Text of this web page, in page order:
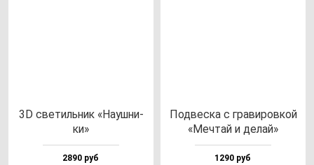
3D све­тиль­ник «Науш­ни­
ки»
2890 руб
Под­вес­ка с гра­ви­ров­кой
«Меч­тай и де­лай»
1290 руб